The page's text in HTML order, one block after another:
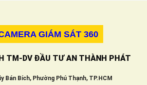
GIÁM SÁT 360
TM-DV ĐẦU TƯ AN THÀNH PHÁT
Bán Bích, Phường Phú Thạnh, TP.HCM